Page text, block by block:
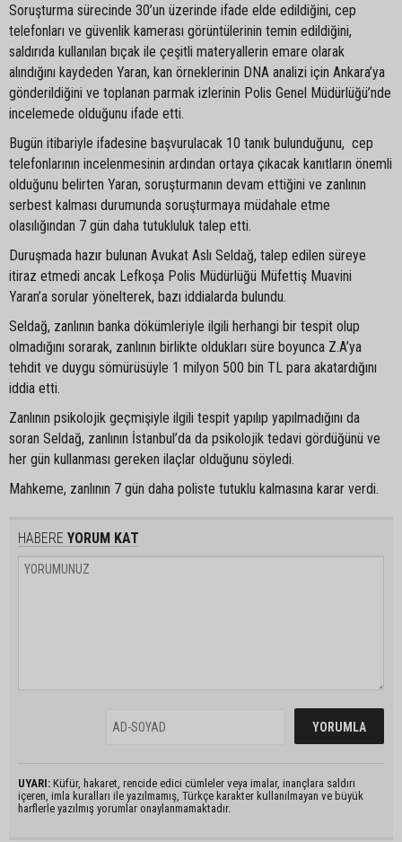
Soruşturma sürecinde 30’un üzerinde ifade elde edildiğini, cep
telefonları ve güvenlik kamerası görüntülerinin temin edildiğini,
saldırıda kullanılan bıçak ile çeşitli materyallerin emare olarak
alındığını kaydeden Yaran, kan örneklerinin DNA analizi için Ankara’ya
gönderildiğini ve toplanan parmak izlerinin Polis Genel Müdürlüğü’nde
incelemede olduğunu ifade etti.
Bugün itibariyle ifadesine başvurulacak 10 tanık bulunduğunu, cep
telefonlarının incelenmesinin ardından ortaya çıkacak kanıtların önemli
olduğunu belirten Yaran, soruşturmanın devam ettiğini ve zanlının
serbest kalması durumunda soruşturmaya müdahale etme
olasılığından 7 gün daha tutukluluk talep etti.
Duruşmada hazır bulunan Avukat Aslı Seldağ, talep edilen süreye
itiraz etmedi ancak Lefkoşa Polis Müdürlüğü Müfettiş Muavini
Yaran’a sorular yönelterek, bazı iddialarda bulundu.
Seldağ, zanlının banka dökümleriyle ilgili herhangi bir tespit olup
olmadığını sorarak, zanlının birlikte oldukları süre boyunca Z.A’ya
tehdit ve duygu sömürüsüyle 1 milyon 500 bin TL para akatardığını
iddia etti.
Zanlının psikolojik geçmişiyle ilgili tespit yapılıp yapılmadığını da
soran Seldağ, zanlının İstanbul’da da psikolojik tedavi gördüğünü ve
her gün kullanması gereken ilaçlar olduğunu söyledi.
Mahkeme, zanlının 7 gün daha poliste tutuklu kalmasına karar verdi.
HABERE YORUM KAT
UYARI: Küfür, hakaret, rencide edici cümleler veya imalar, inançlara saldırı
içeren, imla kuralları ile yazılmamış, Türkçe karakter kullanılmayan ve büyük
harflerle yazılmış yorumlar onaylanmamaktadır.